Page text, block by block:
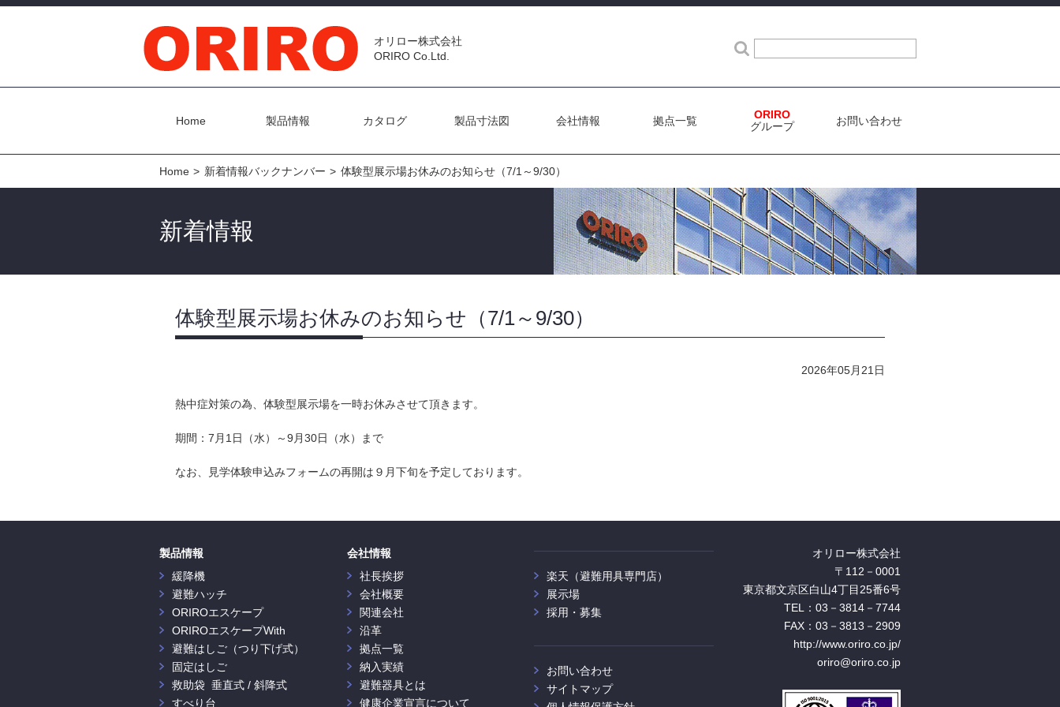
オリロー株式会社
ORIRO Co.Ltd.
Home 製品情報 カタログ 製品寸法図 会社情報 拠点一覧
ORIRO
グループ
お問い合わせ
Home 新着情報バックナンバー 体験型展示場お休みのお知らせ（7/1～9/30）
新着情報
体験型展示場お休みのお知らせ（7/1～9/30）
2026年05月21日
熱中症対策の為、体験型展示場を一時お休みさせて頂きます。
期間：7月1日（水）～9月30日（水）まで
なお、見学体験申込みフォームの再開は９月下旬を予定しております。
製品情報
緩降機
避難ハッチ
ORIROエスケープ
ORIROエスケープWith
避難はしご（つり下げ式）
固定はしご
救助袋 垂直式 / 斜降式
すべり台
会社情報
社長挨拶
会社概要
関連会社
沿革
拠点一覧
納入実績
避難器具とは
健康企業宣言について
楽天（避難用具専門店）
展示場
採用・募集
お問い合わせ
サイトマップ
オリロー株式会社
〒112－0001
東京都文京区白山4丁目25番6号
TEL：03－3814－7744
FAX：03－3813－2909
http://www.oriro.co.jp/
oriro@oriro.co.jp